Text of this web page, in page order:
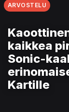
ARVOSTELU
kaikkea
Sonic-
Kartille